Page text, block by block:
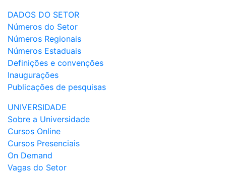
DADOS DO SETOR
Números do Setor
Números Regionais
Números Estaduais
Definições e convenções
Inaugurações
Publicações de pesquisas
UNIVERSIDADE
Sobre a Universidade
Cursos Online
Cursos Presenciais
On Demand
Vagas do Setor